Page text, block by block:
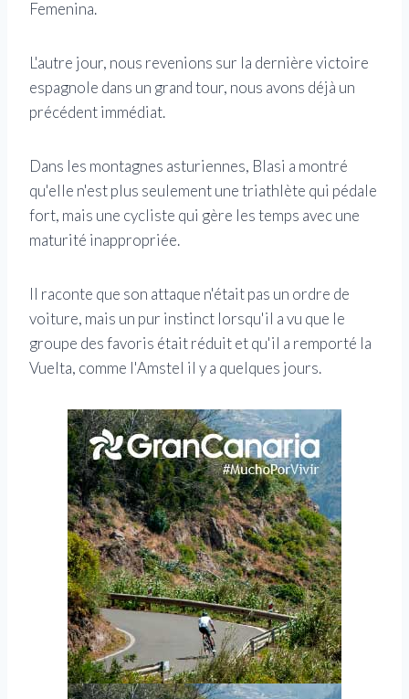
Femenina.
L'autre jour, nous revenions sur la dernière victoire
espagnole dans un grand tour, nous avons déjà un
précédent immédiat.
Dans les montagnes asturiennes, Blasi a montré
qu'elle n'est plus seulement une triathlète qui pédale
fort, mais une cycliste qui gère les temps avec une
maturité inappropriée.
Il raconte que son attaque n'était pas un ordre de
voiture, mais un pur instinct lorsqu'il a vu que le
groupe des favoris était réduit et qu'il a remporté la
Vuelta, comme l'Amstel il y a quelques jours.